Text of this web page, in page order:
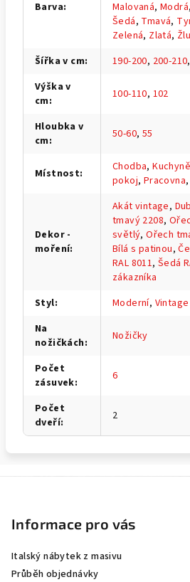
Barva:
Malovaná,Modrá,
Šedá, Tmavá,
Zelená, Zlatá,
Šířka v cm: 190-200, 200-210,
Výška v
cm: 100-110, 102
Hloubka v
cm: 50-60, 55
Místnost: Chodba,Kuchyně
pokoj, Pracovna,
Dekor -
moření:
Akát vintage,
tmavý 2208,
světlý,Ořech
Bílá s patinou,
RAL 8011,Šedá
zákazníka
Styl: Moderní, Vintage
Na
nožičkách: Nožičky
Počet
zásuvek: 6
Počet
dveří: 2
Informace pro vás
Italský nábytek z masivu
Průběh objednávky